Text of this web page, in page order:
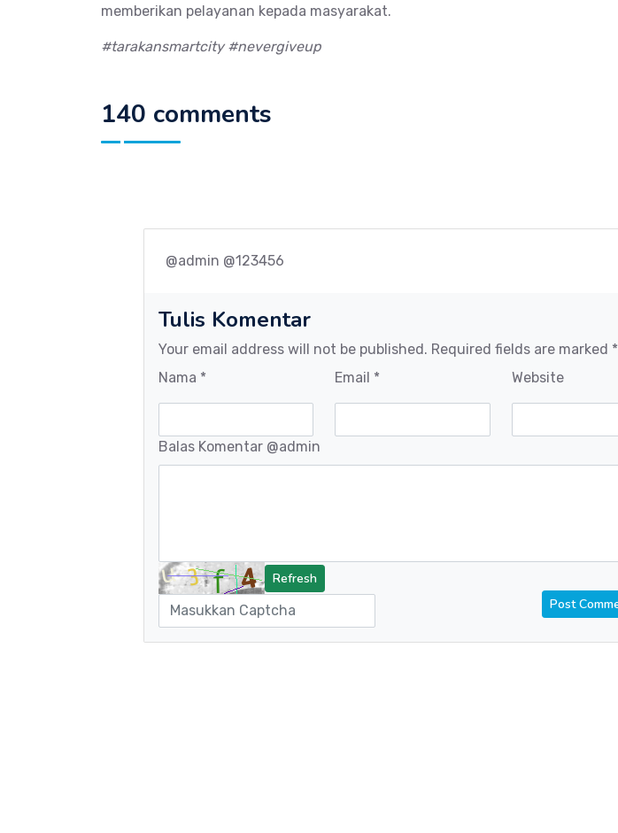
memberikan pelayanan kepada masyarakat.
#tarakansmartcity #nevergiveup
140 comments
@admin @123456
Tulis Komentar
Your email address will not be published. Required fields are marked *
Nama *
Email * Website
Balas Komentar @admin
Refresh